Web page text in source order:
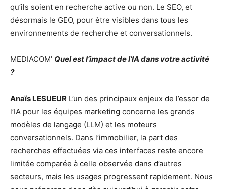
qu’ils soient en recherche active ou non. Le SEO, et
désormais le GEO, pour être visibles dans tous les
environnements de recherche et conversationnels.
MEDIACOM’ Quel est l’impact de l’IA dans votre activité
?
Anaïs LESUEUR L’un des principaux enjeux de l’essor de
l’IA pour les équipes marketing concerne les grands
modèles de langage (LLM) et les moteurs
conversationnels. Dans l’immobilier, la part des
recherches effectuées via ces interfaces reste encore
limitée comparée à celle observée dans d’autres
secteurs, mais les usages progressent rapidement. Nous